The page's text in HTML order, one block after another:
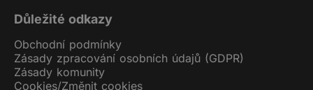
Důležité odkazy
Obchodní podmínky
Zásady zpracování osobních údajů (GDPR)
Zásady komunity
Cookies/Změnit cookies